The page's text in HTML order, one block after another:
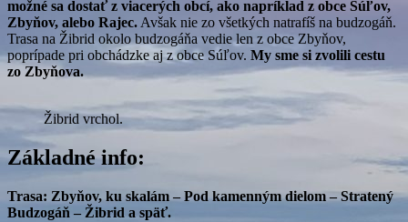
možné sa dostať z viacerých obcí, ako napríklad z obce Súľov,
Zbyňov, alebo Rajec. Avšak nie zo všetkých natrafíš na budzogáň.
Trasa na Žibrid okolo budzogáňa vedie len z obce Zbyňov,
poprípade pri obchádzke aj z obce Súľov. My sme si zvolili cestu
zo Zbyňova.
Žibrid vrchol.
Základné info:
Trasa: Zbyňov, ku skalám – Pod kamenným dielom – Stratený
Budzogáň – Žibrid a späť.